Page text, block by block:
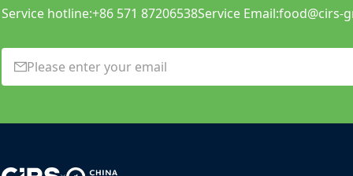
Service hotline:+86 571 87206538Service Email:food@cirs-